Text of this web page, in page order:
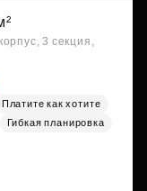
3 секция,
Платите как хотите
Гибкая планировка